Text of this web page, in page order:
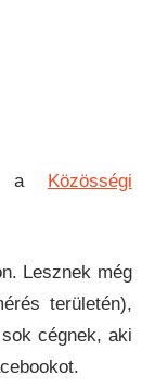
a
Közösségi
Lesznek még
területén),
cégnek, aki